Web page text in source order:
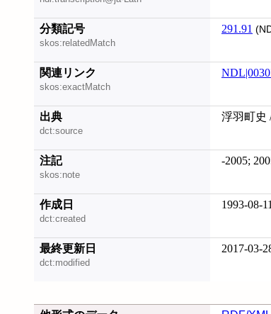
分類記号
skos:relatedMatch
291.91
関連リンク
skos:exactMatch
出典
dct:source
浮羽町史
注記
skos:note
-2005;
作成日
dct:created
1993-08-11
最終更新日
dct:modified
2017-03-